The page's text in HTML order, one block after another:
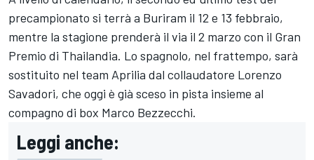
precampionato si terrà a Buriram il 12 e 13 febbraio,
mentre la stagione prenderà il via il 2 marzo con il Gran
Premio di Thailandia. Lo spagnolo, nel frattempo, sarà
sostituito nel team Aprilia dal collaudatore Lorenzo
Savadori, che oggi è già sceso in pista insieme al
compagno di box Marco Bezzecchi.
Leggi anche: